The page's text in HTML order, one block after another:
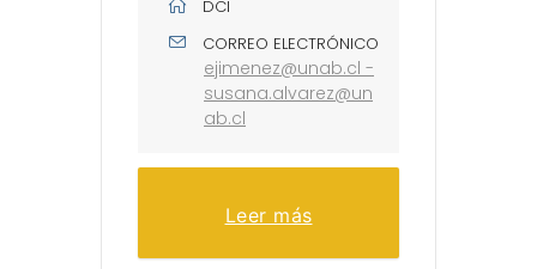
DCI
CORREO ELECTRÓNICO
ejimenez@unab.cl -
susana.alvarez@un
ab.cl
Leer más